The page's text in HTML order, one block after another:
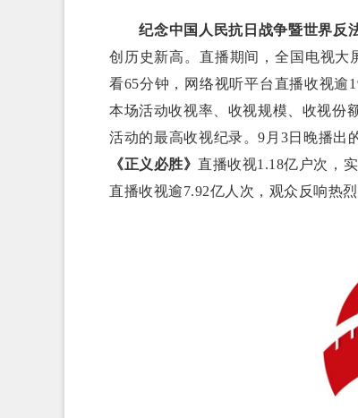
纪念中国人民抗日战争暨世界反
创历史新高。直播期间，全国电视大
看65分钟，网络视听平台直播收视逾
本场活动收视率、收视规模、收视份
活动的最高收视纪录。9月3日晚播出
《正义必胜》直播收视1.18亿户次，
直播收视逾7.92亿人次，观众反响热烈